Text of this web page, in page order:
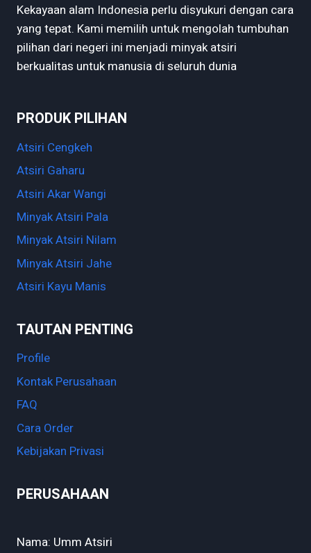
Kekayaan alam Indonesia perlu disyukuri dengan cara
yang tepat. Kami memilih untuk mengolah tumbuhan
pilihan dari negeri ini menjadi minyak atsiri
berkualitas untuk manusia di seluruh dunia
PRODUK PILIHAN
Atsiri Cengkeh
Atsiri Gaharu
Atsiri Akar Wangi
Minyak Atsiri Pala
Minyak Atsiri Nilam
Minyak Atsiri Jahe
Atsiri Kayu Manis
TAUTAN PENTING
Profile
Kontak Perusahaan
FAQ
Cara Order
Kebijakan Privasi
PERUSAHAAN
Nama: Umm Atsiri